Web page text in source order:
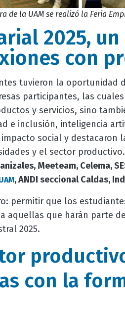
de la UAM se realizó la Feria
2025,
con
tuvieron la oportunidad
participantes, las
y servicios, sino
e inclusión, inteligencia
social y destacaron
y el sector
Meeteam, Celema,
, ANDI seccional Caldas,
permitir que los
aquellas que harán parte
2025.
con la